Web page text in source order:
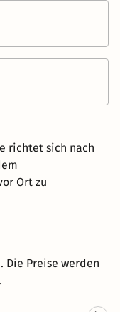
richtet sich nach
Ort zu
Die Preise werden